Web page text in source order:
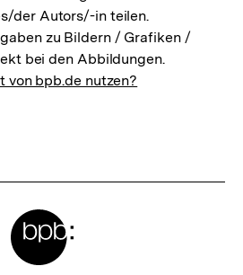
der Autors/-in teilen.
zu Bildern / Grafiken /
bei den Abbildungen.
von bpb.de nutzen?